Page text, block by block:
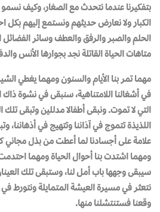
بتفكيرنا عندما نتحدث مع الصغار، وكيف نسمو
الكبار ولا نعارض حديثهم ونستمع إليهم بكل
الحلم والصبر والرفق والعطف وسائر الفضائل
متاهات الحياة القاتلة نجد بجوارها الأنس
مهما تمر بنا الأيام والسنون ومهما يغطي
في أشغالنا اللامتناهية، سنبقى في نشوة
التي لا تموت. ونبقى أطفالا مدللين وتبقى تلك
اللذيذة تتموج في آذاننا وتتهيج في أذهاننا،
علامة على أجسادنا لما أعطت من بذل مجاني
ومهما اشتدت بنا أحوال الحياة ومهما
سيبقى وجهها باب أمل لنا، وستبقى تلك
نتعثر في مسيرة العيشة المتمايلة ونتورط في
وقعنا فستنتشلنا منها.